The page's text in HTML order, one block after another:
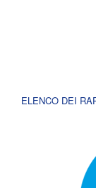
ELENCO DEI